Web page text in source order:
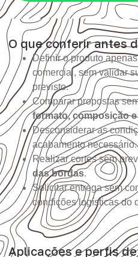
O que conferir antes
Definir o produto
comercial, sem validar
previsto.
Comparar propostas
formato, composição
Desconsiderar as
acabamento necessário.
Realizar cortes sem
das bordas.
Solicitar entrega sem
condições logísticas do
Aplicações e perfis